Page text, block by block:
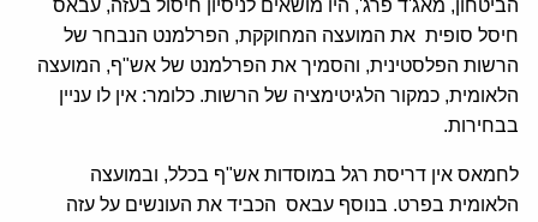
הביטחון, מאג'ד פרג', היו מושאים לניסיון חיסול בעזה, עבאס
חיסל סופית את המועצה המחוקקת, הפרלמנט הנבחר של
הרשות הפלסטינית, והסמיך את הפרלמנט של אש"ף, המועצה
הלאומית, כמקור הלגיטימציה של הרשות. כלומר: אין לו עניין
בבחירות.
לחמאס אין דריסת רגל במוסדות אש"ף בכלל, ובמועצה
הלאומית בפרט. בנוסף עבאס הכביד את העונשים על עזה